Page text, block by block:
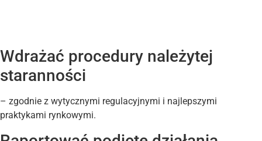
Wdrażać procedury należytej
staranności
– zgodnie z wytycznymi regulacyjnymi i najlepszymi
praktykami rynkowymi.